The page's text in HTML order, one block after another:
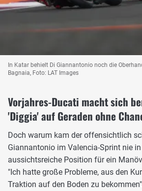
In Katar behielt Di Giannantonio noch die
Bagnaia, Foto: LAT Images
Vorjahres-Ducati macht sich
'Diggia' auf Geraden ohne
Doch warum kam der offensichtlich
Giannantonio im Valencia-Sprint nie
aussichtsreiche Position für ein
"Ich hatte große Probleme, aus den
Traktion auf den Boden zu